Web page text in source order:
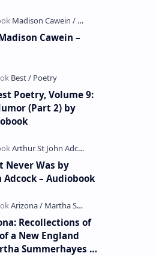
author …
Cawein –
Poetry, Volume 9:
(Part 2) by
Never Was by
Adcock – Audiobook
Recollections of
a New England
Summerhayes –